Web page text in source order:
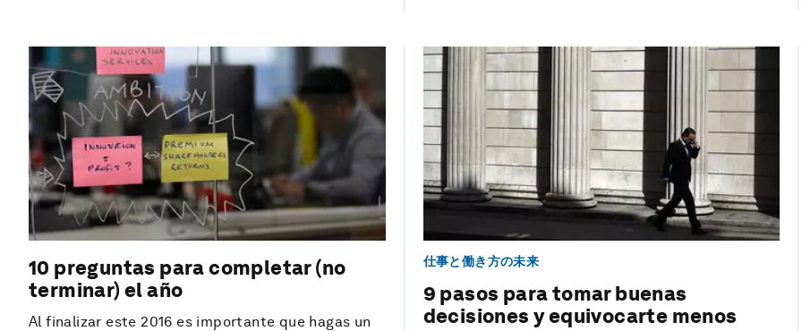
10 preguntas para completar (no
terminar) el año
Al finalizar este 2016 es importante que hagas un
仕事と働き方の未来
9 pasos para tomar buenas
decisiones y equivocarte menos